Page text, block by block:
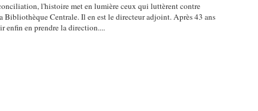
l'histoire met en lumière ceux qui luttèrent contre
Centrale. Il en est le directeur adjoint. Après 43 ans
enfin en prendre la direction....